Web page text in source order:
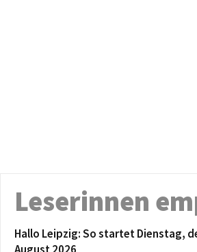
Leserinnen
Hallo Leipzig: So startet Dienstag,